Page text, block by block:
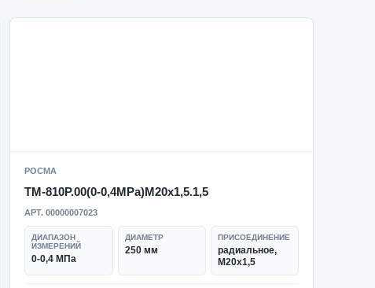
РОСМА
ТМ-810Р.00(0-0,4MPa)M20x1,5.1,5
АРТ. 00000007023
ДИАПАЗОН
ИЗМЕРЕНИЙ
0-0,4 МПа
ДИАМЕТР
250 мм
ПРИСОЕДИНЕНИЕ
радиальное,
M20x1,5